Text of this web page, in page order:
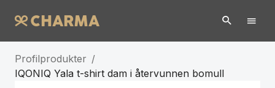
Profilprodukter /
IQONIQ Yala t-shirt dam i återvunnen bomull